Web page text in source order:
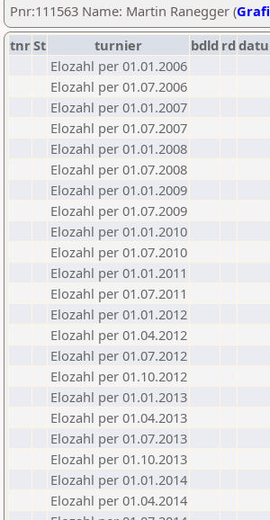
Pnr:111563 Name: Martin Ranegger (
tnrSt turnier bdld rd
Elozahl per 01.01.2006
Elozahl per 01.07.2006
Elozahl per 01.01.2007
Elozahl per 01.07.2007
Elozahl per 01.01.2008
Elozahl per 01.07.2008
Elozahl per 01.01.2009
Elozahl per 01.07.2009
Elozahl per 01.01.2010
Elozahl per 01.07.2010
Elozahl per 01.01.2011
Elozahl per 01.07.2011
Elozahl per 01.01.2012
Elozahl per 01.04.2012
Elozahl per 01.07.2012
Elozahl per 01.10.2012
Elozahl per 01.01.2013
Elozahl per 01.04.2013
Elozahl per 01.07.2013
Elozahl per 01.10.2013
Elozahl per 01.01.2014
Elozahl per 01.04.2014